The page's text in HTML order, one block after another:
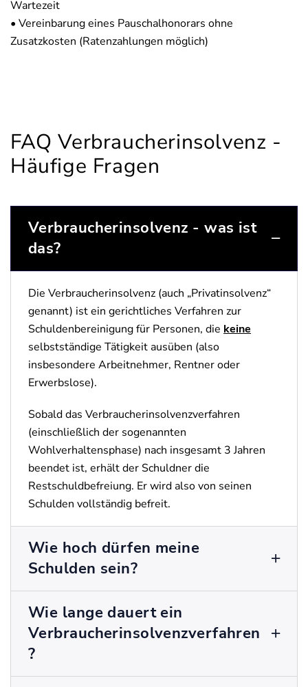
Wartezeit
• Vereinbarung eines Pauschalhonorars ohne
Zusatzkosten (Ratenzahlungen möglich)
FAQ Verbraucherinsolvenz -
Häufige Fragen
Verbraucherinsolvenz - was ist
das?
Die Verbraucherinsolvenz (auch „Privatinsolvenz“
genannt) ist ein gerichtliches Verfahren zur
Schuldenbereinigung für Personen, die keine
selbstständige Tätigkeit ausüben (also
insbesondere Arbeitnehmer, Rentner oder
Erwerbslose).
Sobald das Verbraucherinsolvenzverfahren
(einschließlich der sogenannten
Wohlverhaltensphase) nach insgesamt 3 Jahren
beendet ist, erhält der Schuldner die
Restschuldbefreiung. Er wird also von seinen
Schulden vollständig befreit.
Wie hoch dürfen meine
Schulden sein?
Wie lange dauert ein
Verbraucherinsolvenzverfahren
?